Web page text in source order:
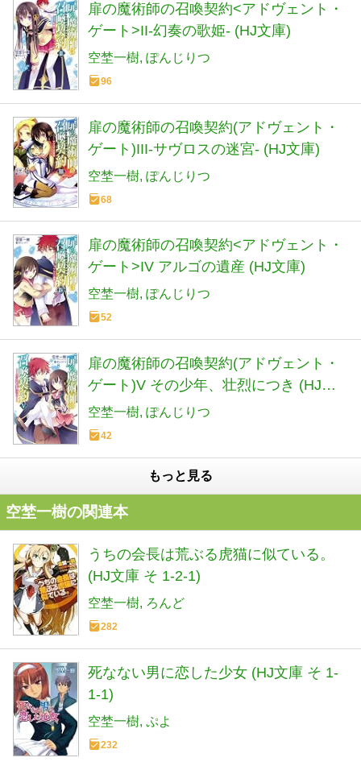
扉の魔術師の召喚契約<アドヴェント・
ゲート>II-幻奏の歌姫- (HJ文庫)
空埜一樹 ぽんじりつ
96
扉の魔術師の召喚契約(アドヴェント・
ゲート)III-サヴロスの迷宮- (HJ文庫)
空埜一樹 ぽんじりつ
68
扉の魔術師の召喚契約<アドヴェント・
ゲート>IV アルゴの遺産 (HJ文庫)
空埜一樹 ぽんじりつ
52
扉の魔術師の召喚契約(アドヴェント・
ゲート)V その少年、壮烈につき (HJ文
庫)
空埜一樹 ぽんじりつ
42
もっと見る
空埜一樹の関連本
うちの会長は荒ぶる虎猫に似ている。
(HJ文庫 そ 1-2-1)
空埜一樹 ろんど
282
死なない男に恋した少女 (HJ文庫 そ 1-
1-1)
空埜一樹 ぷよ
232